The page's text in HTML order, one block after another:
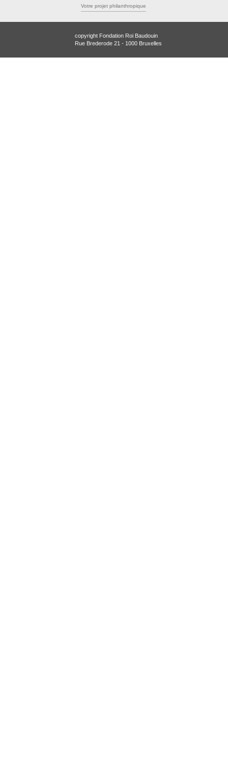
Votre projet philanthropique
copyright Fondation Roi Baudouin
Rue Brederode 21 - 1000 Bruxelles